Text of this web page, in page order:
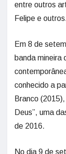
entre outros
Felipe e
Em 8 de
banda mineira
conhecido a
Branco
Deus”, uma
de 2016.
No dia 9 de